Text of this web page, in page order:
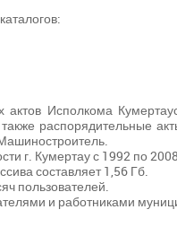
Исполкома
распорядительные
г. Кумертау с 1992 по
составляет 1,56 Гб.
пользователей.
и работниками